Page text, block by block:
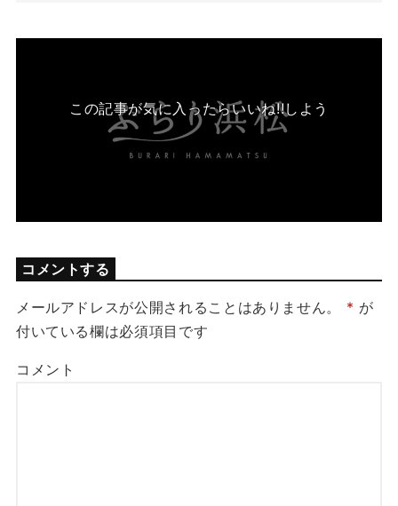
この記事が気に入ったらいいね!!しよう
コメントする
メールアドレスが公開されることはありません。 * が
付いている欄は必須項目です
コメント